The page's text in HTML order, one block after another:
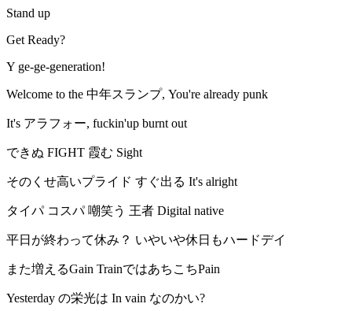
Stand up
Get Ready?
Y ge-ge-generation!
Welcome to the 中年スランプ, You're already punk
It's アラフォー, fuckin'up burnt out
できぬ FIGHT 霞む Sight
そのくせ高いプライド すぐ出る It's alright
タイパ コスパ 嘲笑う 王者 Digital native
平日が終わって休み？ いやいや休日もハードデイ
また増えるGain TrainではあちこちPain
Yesterday の栄光は In vain なのかい?